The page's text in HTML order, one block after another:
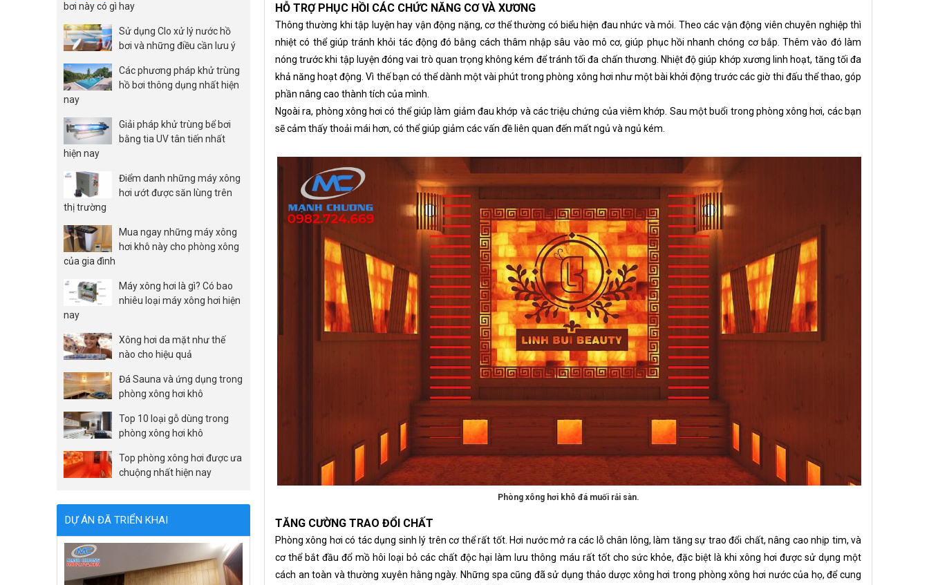
HỖ TRỢ PHỤC HỒI CÁC CHỨC NĂNG CƠ VÀ XƯƠNG
Thông thường khi tập luyện hay vận động nặng, cơ thể thường có biểu hiện đau nhức và mỏi. Theo các vận động viên chuyên nghiệp thì
nhiệt có thể giúp tránh khỏi tác động đó bằng cách thâm nhập sâu vào mô cơ, giúp phục hồi nhanh chóng cơ bắp. Thêm vào đó làm
nóng trước khi tập luyện đóng vai trò quan trọng không kém để tránh tối đa chấn thương. Nhiệt độ giúp khớp xương linh hoạt, tăng tối đa
khả năng hoạt động. Vì thế bạn có thể dành một vài phút trong phòng xông hơi như một bài khởi động trước các giờ thi đấu thể thao, góp
phần nâng cao thành tích của mình.
Ngoài ra, phòng xông hơi có thể giúp làm giảm đau khớp và các triệu chứng của viêm khớp. Sau một buổi trong phòng xông hơi, các bạn
sẽ cảm thấy thoải mái hơn, có thể giúp giảm các vấn đề liên quan đến mất ngủ và ngủ kém.
Phòng xông hơi khô đá muối rải sàn.
TĂNG CƯỜNG TRAO ĐỔI CHẤT
Phòng xông hơi có tác dụng sinh lý trên cơ thể rất tốt. Hơi nước mở ra các lỗ chân lông, làm tăng sự trao đổi chất, nâng cao nhịp tim, và
cơ thể bắt đầu đổ mồ hôi loại bỏ các chất độc hại làm lưu thông máu rất tốt cho sức khỏe, đặc biệt là khi xông hơi được sử dụng một
cách an toàn và thường xuyên hằng ngày. Những spa cũng đã sử dụng thảo dược xông hơi trong phòng xông hơi nước của họ, để cung
bơi này có gì hay
Sử dụng Clo xử lý nước hồ
bơi và những điều cần lưu ý
Các phương pháp khử trùng
hồ bơi thông dụng nhất hiện
nay
Giải pháp khử trùng bể bơi
bằng tia UV tân tiến nhất
hiện nay
Điểm danh những máy xông
hơi ướt được săn lùng trên
thị trường
Mua ngay những máy xông
hơi khô này cho phòng xông
của gia đình
Máy xông hơi là gì? Có bao
nhiêu loại máy xông hơi hiện
nay
Xông hơi da mặt như thế
nào cho hiệu quả
Đá Sauna và ứng dụng trong
phòng xông hơi khô
Top 10 loại gỗ dùng trong
phòng xông hơi khô
Top phòng xông hơi được ưa
chuộng nhất hiện nay
DỰ ÁN ĐÃ TRIỂN KHAI